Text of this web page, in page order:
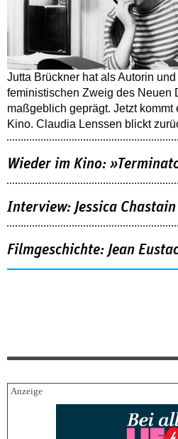
Jutta Brückner hat als Autorin
feministischen Zweig des Neuen
maßgeblich geprägt. Jetzt
Kino. Claudia Lenssen blickt
Wieder im Kino:
Interview: Jessica
Filmgeschichte: Jean